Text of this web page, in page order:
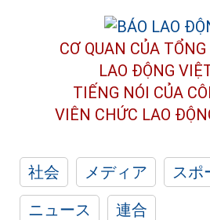
CƠ QUAN CỦA
LAO ĐỘNG
TIẾNG NÓI CỦA
VIÊN CHỨC LAO
社会 メディア スポ
ニュース
連合